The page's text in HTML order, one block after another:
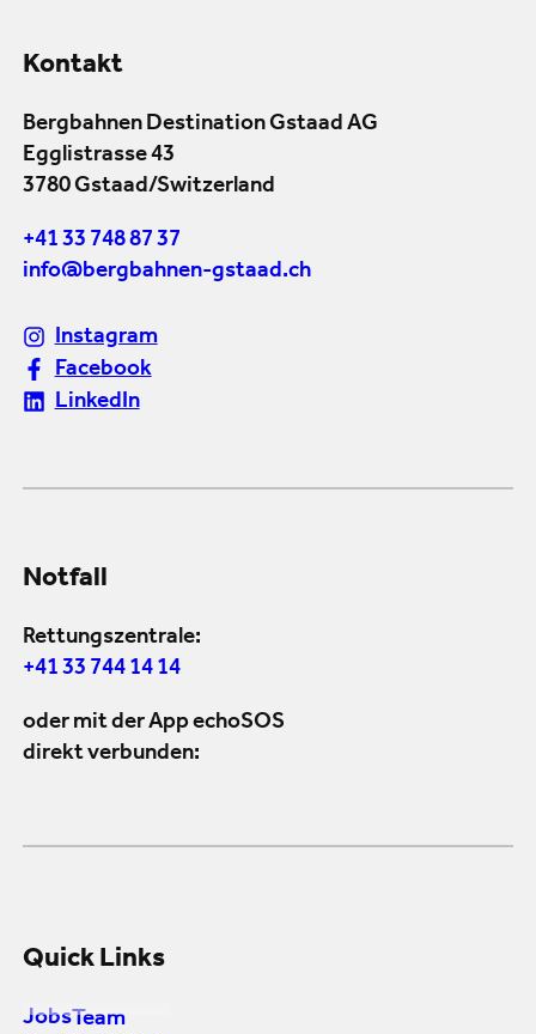
Kontakt
Bergbahnen Destination Gstaad AG
Egglistrasse 43
3780 Gstaad/Switzerland
+41 33 748 87 37
info@bergbahnen-gstaad.ch
Instagram
Facebook
LinkedIn
Notfall
Rettungszentrale:
+41 33 744 14 14
oder mit der App echoSOS
direkt verbunden:
Quick Links
Jobs Team